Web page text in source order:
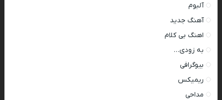
آلبوم
آهنگ جدید
اهنگ بی کلام
به زودی…
بیوگرافی
ریمیکس
مداحی